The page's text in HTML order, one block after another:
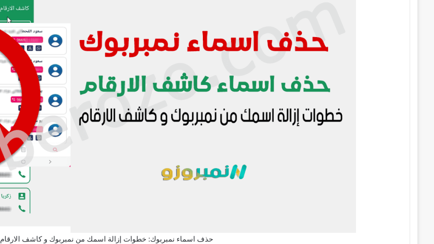
حذف اسماء نمبربوك: خطوات إزالة اسمك من نمبربوك و كاشف الارقام